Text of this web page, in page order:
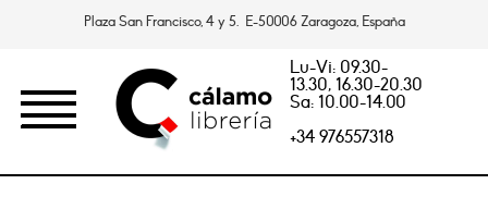
Plaza San Francisco, 4 y 5. E-50006 Zaragoza, España
Lu-Vi: 09.30-
13.30, 16.30-20.30
Sa: 10.00-14.00
+34 976557318